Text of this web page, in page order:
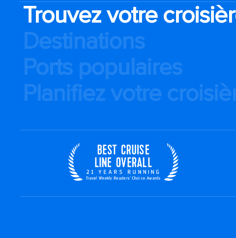
Trouvez votre
Destinations
Ports populaires
Planifiez votre